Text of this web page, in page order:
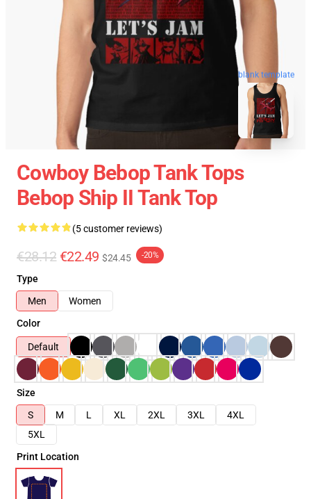
blank template
Cowboy Bebop Tank Tops
Bebop Ship II Tank Top
(5 customer reviews)
€28.12 €22.49 $24.45 -20%
Type
Men
Women
Color
Default
Size
S
M L XL 2XL 3XL
4XL
5XL
Print Location